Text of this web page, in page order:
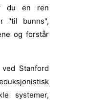
du en ren
"til bunns",
og forstår
Stanford
systemer,